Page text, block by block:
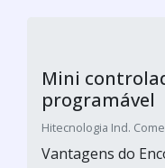
de médio porte,
24 módulo...
Cotar agora